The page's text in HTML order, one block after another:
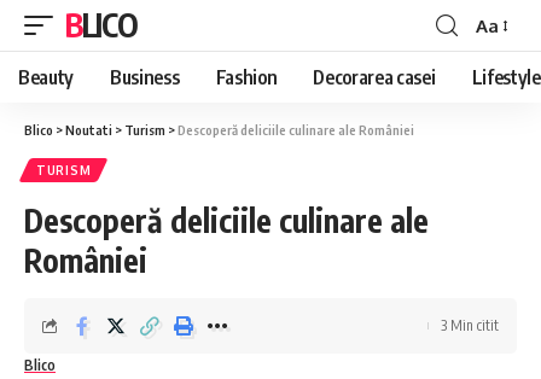
BLICO
Font
Resizer
Aa
Beauty Business Fashion Decorarea casei Lifestyle
Blico >Noutati > Turism >Descoperă deliciile culinare ale României
TURISM
Descoperă deliciile culinare ale
României
Blico
3 Min citit